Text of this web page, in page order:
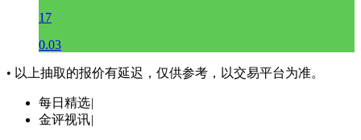
17
0.03
• 以上抽取的报价有延迟，仅供参考，以交易平台为准。
每日精选|
金评视讯|